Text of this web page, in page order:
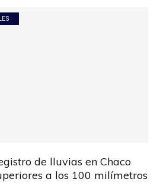
de lluvias en Chaco
a los 100 milímetros